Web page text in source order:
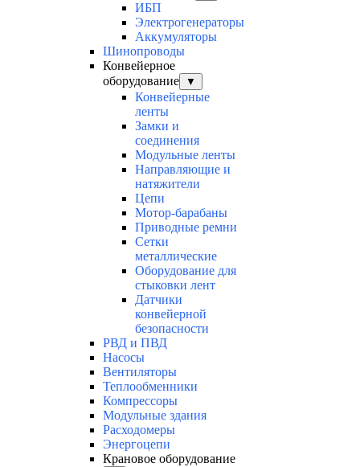
ИБП
Электрогенераторы
Аккумуляторы
Шинопроводы
Конвейерное
оборудование
▼
Конвейерные
ленты
Замки и
соединения
Модульные ленты
Направляющие и
натяжители
Цепи
Мотор-барабаны
Приводные ремни
Сетки
металлические
Оборудование для
стыковки лент
Датчики
конвейерной
безопасности
РВД и ПВД
Насосы
Вентиляторы
Теплообменники
Компрессоры
Модульные здания
Расходомеры
Энергоцепи
Крановое оборудование